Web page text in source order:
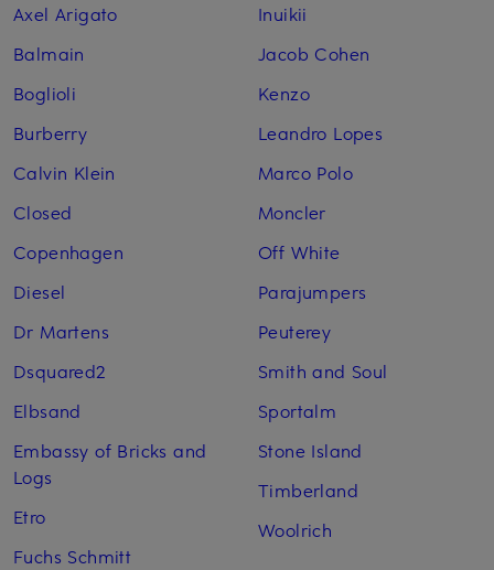
Axel Arigato
Balmain
Boglioli
Burberry
Calvin Klein
Closed
Copenhagen
Diesel
Dr Martens
Dsquared2
Elbsand
Embassy of Bricks and
Logs
Etro
Fuchs Schmitt
Inuikii
Jacob Cohen
Kenzo
Leandro Lopes
Marco Polo
Moncler
Off White
Parajumpers
Peuterey
Smith and Soul
Sportalm
Stone Island
Timberland
Woolrich